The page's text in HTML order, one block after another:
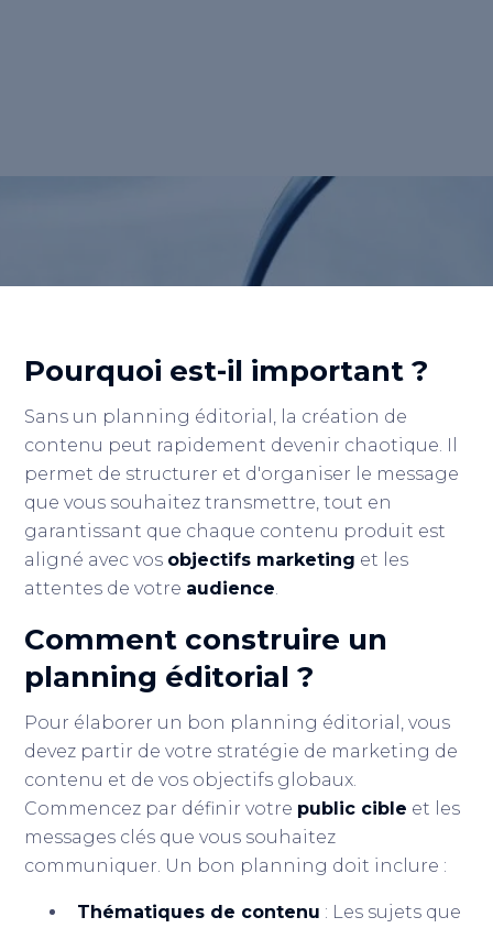
Pourquoi est-il important ?
Sans un planning éditorial, la création de
contenu peut rapidement devenir chaotique. Il
permet de structurer et d'organiser le message
que vous souhaitez transmettre, tout en
garantissant que chaque contenu produit est
aligné avec vos objectifs marketing et les
attentes de votre audience.
Comment construire un
planning éditorial ?
Pour élaborer un bon planning éditorial, vous
devez partir de votre stratégie de marketing de
contenu et de vos objectifs globaux.
Commencez par définir votre public cible et les
messages clés que vous souhaitez
communiquer. Un bon planning doit inclure :
Thématiques de contenu : Les sujets que